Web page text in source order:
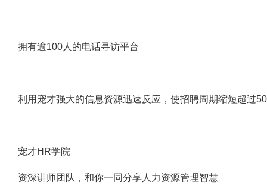
拥有逾100人的电话寻访平台
利用宠才强大的信息资源迅速反应，使招聘周期缩短超过
宠才HR学院
资深讲师团队，和你一同分享人力资源管理智慧